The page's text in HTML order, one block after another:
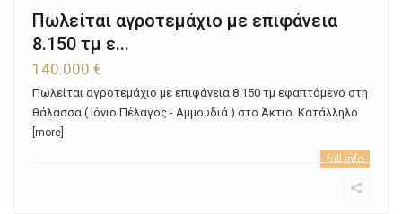
Πωλείται αγροτεμάχιο με επιφάνεια
8.150 τμ ε...
140.000 €
Πωλείται αγροτεμάχιο με επιφάνεια 8.150 τμ εφαπτόμενο στη
θάλασσα ( Ιόνιο Πέλαγος - Αμμουδιά ) στο Άκτιο. Κατάλληλο
[more]
full info